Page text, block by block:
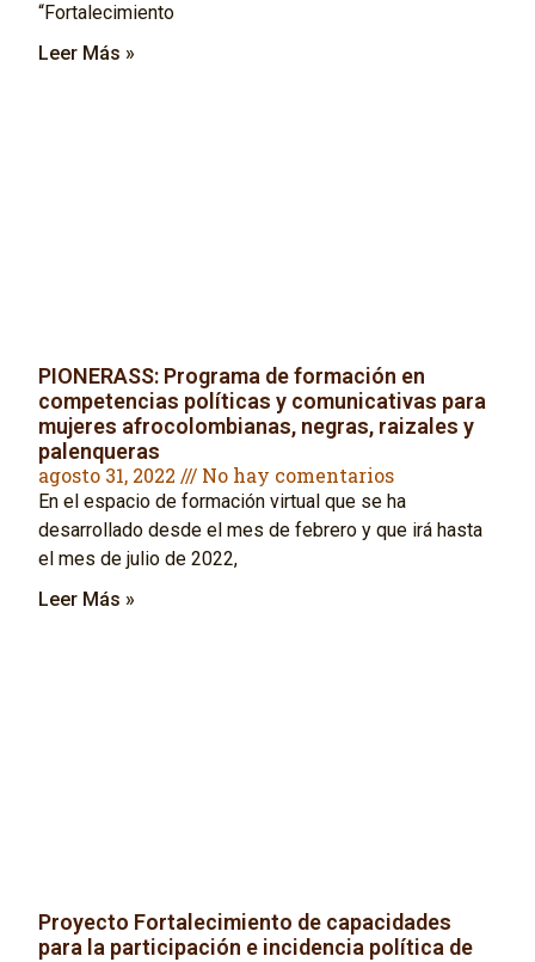
“Fortalecimiento
Leer Más »
PIONERASS: Programa de formación en
competencias políticas y comunicativas para
mujeres afrocolombianas, negras, raizales y
palenqueras
agosto 31, 2022
No hay comentarios
En el espacio de formación virtual que se ha
desarrollado desde el mes de febrero y que irá hasta
el mes de julio de 2022,
Leer Más »
Proyecto Fortalecimiento de capacidades
para la participación e incidencia política de